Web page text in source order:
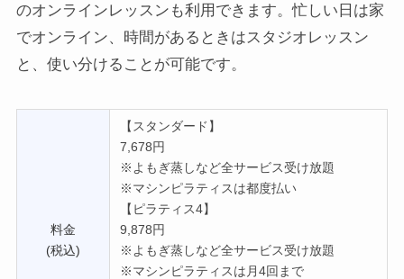
のオンラインレッスンも利用できます。忙しい日は家
でオンライン、時間があるときはスタジオレッスン
と、使い分けることが可能です。
料金
(税込)
【スタンダード】
7,678円
※よもぎ蒸しなど全サービス受け放題
※マシンピラティスは都度払い
【ピラティス4】
9,878円
※よもぎ蒸しなど全サービス受け放題
※マシンピラティスは月4回まで